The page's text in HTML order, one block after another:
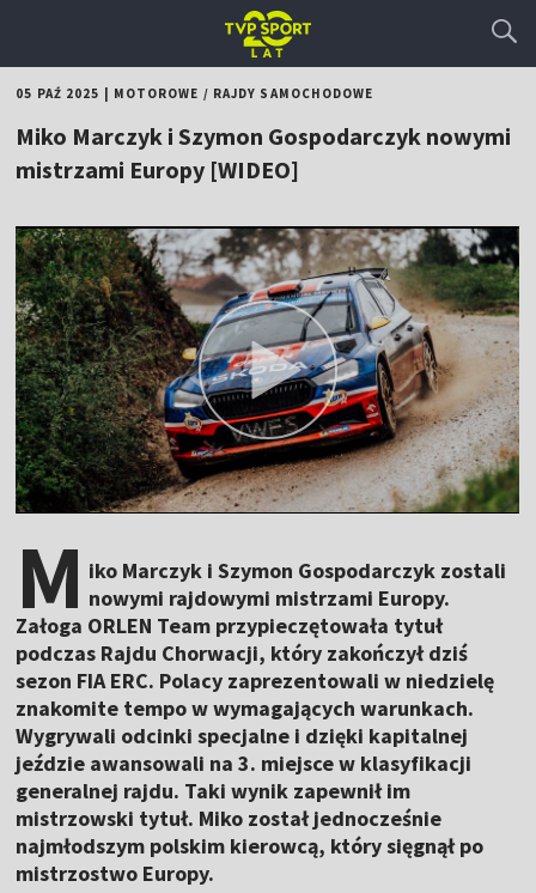
05 PAŹ 2025 MOTOROWE / RAJDY SAMOCHODOWE
Miko Marczyk i Szymon Gospodarczyk nowymi
mistrzami Europy [WIDEO]
M iko Marczyk i Szymon Gospodarczyk zostali
nowymi rajdowymi mistrzami Europy.
Załoga ORLEN Team przypieczętowała tytuł
podczas Rajdu Chorwacji, który zakończył dziś
sezon FIA ERC. Polacy zaprezentowali w niedzielę
znakomite tempo w wymagających warunkach.
Wygrywali odcinki specjalne i dzięki kapitalnej
jeździe awansowali na 3. miejsce w klasyfikacji
generalnej rajdu. Taki wynik zapewnił im
mistrzowski tytuł. Miko został jednocześnie
najmłodszym polskim kierowcą, który sięgnął po
mistrzostwo Europy.